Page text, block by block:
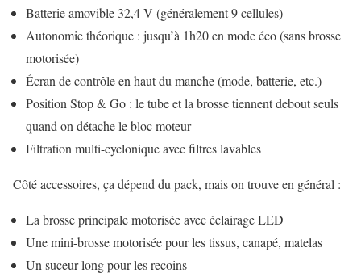
Batterie amovible 32,4 V (généralement 9 cellules)
Autonomie théorique : jusqu’à 1h20 en mode éco (sans brosse
motorisée)
Écran de contrôle en haut du manche (mode, batterie, etc.)
Position Stop & Go : le tube et la brosse tiennent debout seuls
quand on détache le bloc moteur
Filtration multi-cyclonique avec filtres lavables
Côté accessoires, ça dépend du pack, mais on trouve en général :
La brosse principale motorisée avec éclairage LED
Une mini-brosse motorisée pour les tissus, canapé, matelas
Un suceur long pour les recoins